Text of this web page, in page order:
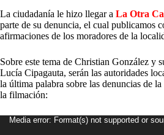
La ciudadanía le hizo llegar a La Otra
parte de su denuncia, el cual publicamos
afirmaciones de los moradores de la
Sobre este tema de Christian González y
Lucía Cipagauta, serán las autoridades
la última palabra sobre las denuncias de
la filmación:
Reproductor
Media error: Format(s) not supported or